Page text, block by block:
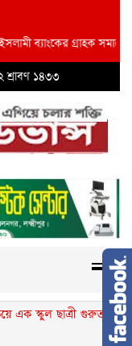
ব্যাংকের গ্রাহক সমাবেশ
শ্রাবণ ১৪৩৩
এক স্কুল ছাত্রী গুরুতর